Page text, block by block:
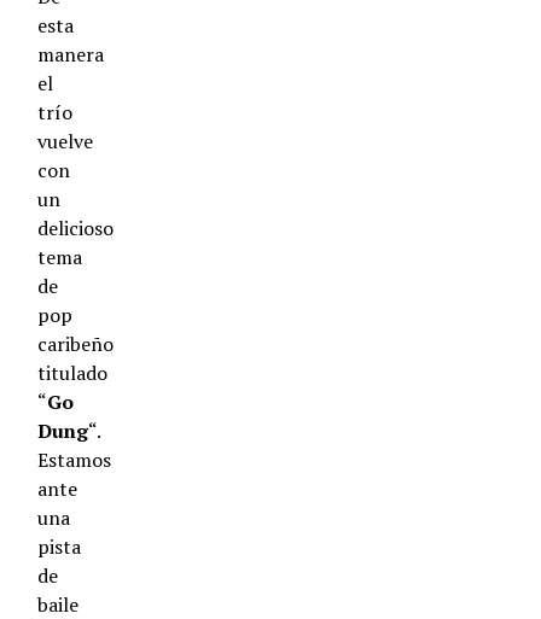
esta
manera
el
trío
vuelve
con
un
delicioso
tema
de
pop
caribeño
titulado
“Go
Dung“.
Estamos
ante
una
pista
de
baile